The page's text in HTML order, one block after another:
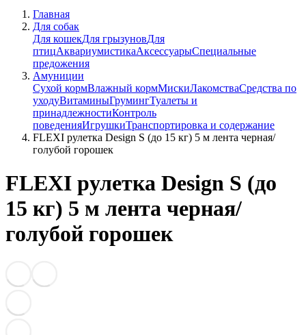
Главная
Для собак
Для кошекДля грызуновДля
птицАквариумистикаАксессуарыСпециальные
предожения
Амуниции
Сухой кормВлажный кормМискиЛакомстваСредства по
уходуВитаминыГрумингТуалеты и
принадлежностиКонтроль
поведенияИгрушкиТранспортировка и содержание
FLEXI рулетка Design S (до 15 кг) 5 м лента черная/
голубой горошек
FLEXI рулетка Design S (до
15 кг) 5 м лента черная/
голубой горошек